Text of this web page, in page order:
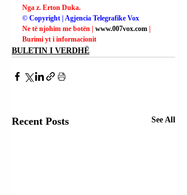
Nga z. Erton Duka.
© Copyright | Agjencia Telegrafike Vox
Ne të njohim me botën | www.007vox.com |
Burimi yt i informacionit
BULETIN I VERDHË
Recent Posts See All